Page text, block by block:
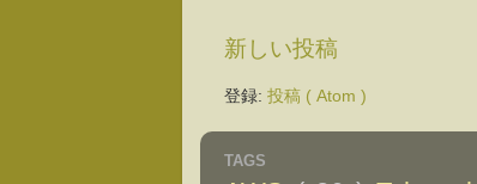
新しい投稿
登録: 投稿 ( Atom )
TAGS